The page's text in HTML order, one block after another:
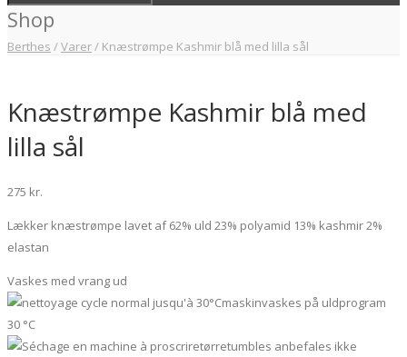
Shop
Berthes /Varer/ Knæstrømpe Kashmir blå med lilla sål
Knæstrømpe Kashmir blå med
lilla sål
275 kr.
Lækker knæstrømpe lavet af 62% uld 23% polyamid 13% kashmir 2%
elastan
Vaskes med vrang ud
maskinvaskes på uldprogram
30 °C
tørretumbles anbefales ikke